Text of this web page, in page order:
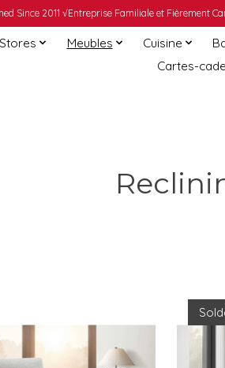
Since 2011 √Entreprise Familiale et Fièrement
Meubles Cuisine
Cartes-